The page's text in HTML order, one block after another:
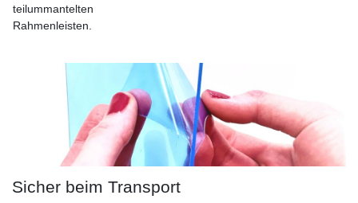
teilummantelten
Rahmenleisten.
Sicher beim Transport